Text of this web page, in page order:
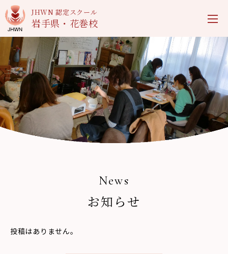
JHWN 認定スクール
岩手県・花巻校
News
お知らせ
投稿はありません。